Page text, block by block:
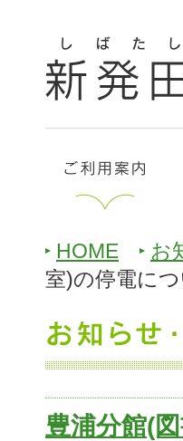
HOME お
室)の停電に
豊浦分館(